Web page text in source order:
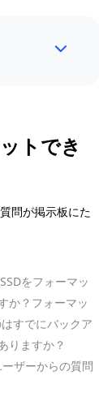
トでき
問が掲示板にた
をフォーマッ
か？フォーマッ
すでにバックア
りますか？
ザーからの質問